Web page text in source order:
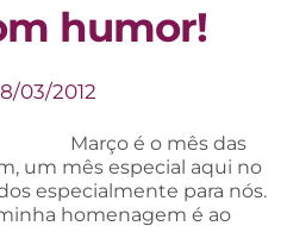
humor!
03/2012
Março é o mês das
um mês especial aqui no
especialmente para nós.
homenagem é ao